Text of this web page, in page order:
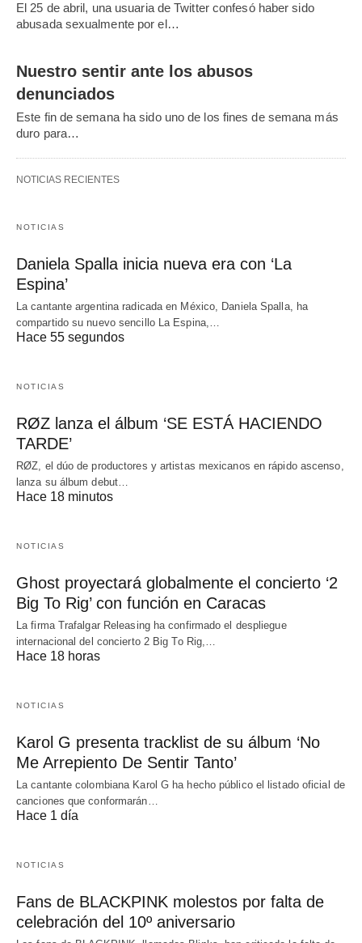
El 25 de abril, una usuaria de Twitter confesó haber sido
abusada sexualmente por el…
Nuestro sentir ante los abusos
denunciados
Este fin de semana ha sido uno de los fines de semana más
duro para…
NOTICIAS RECIENTES
NOTICIAS
Daniela Spalla inicia nueva era con ‘La
Espina’
La cantante argentina radicada en México, Daniela Spalla, ha
compartido su nuevo sencillo La Espina,…
Hace 55 segundos
NOTICIAS
RØZ lanza el álbum ‘SE ESTÁ HACIENDO
TARDE’
RØZ, el dúo de productores y artistas mexicanos en rápido ascenso,
lanza su álbum debut…
Hace 18 minutos
NOTICIAS
Ghost proyectará globalmente el concierto ‘2
Big To Rig’ con función en Caracas
La firma Trafalgar Releasing ha confirmado el despliegue
internacional del concierto 2 Big To Rig,…
Hace 18 horas
NOTICIAS
Karol G presenta tracklist de su álbum ‘No
Me Arrepiento De Sentir Tanto’
La cantante colombiana Karol G ha hecho público el listado oficial de
canciones que conformarán…
Hace 1 día
NOTICIAS
Fans de BLACKPINK molestos por falta de
celebración del 10º aniversario